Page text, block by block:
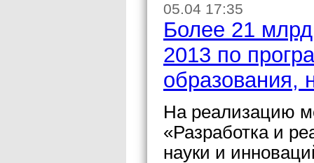
05.04 17:35
Более 21
2013 по
образования,
На реализацию
«Разработка и
науки и